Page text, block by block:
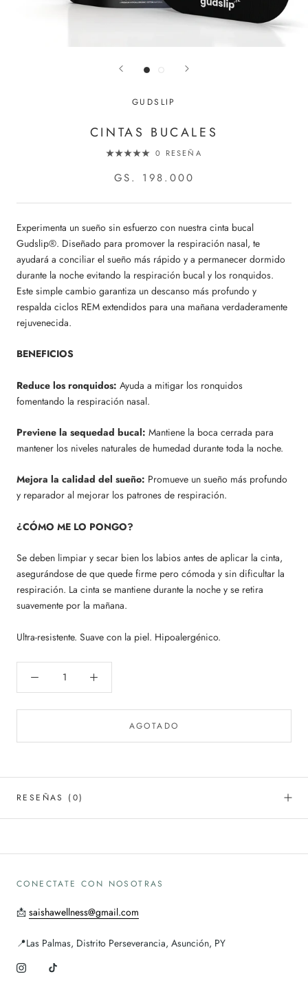
GUDSLIP
CINTAS BUCALES
0 RESEÑA
GS. 198.000
Experimenta un sueño sin esfuerzo con nuestra cinta bucal
Gudslip®. Diseñado para promover la respiración nasal, te
ayudará a conciliar el sueño más rápido y a permanecer dormido
durante la noche evitando la respiración bucal y los ronquidos.
Este simple cambio garantiza un descanso más profundo y
respalda ciclos REM extendidos para una mañana verdaderamente
rejuvenecida.
BENEFICIOS
Reduce los ronquidos: Ayuda a mitigar los ronquidos
fomentando la respiración nasal.
Previene la sequedad bucal: Mantiene la boca cerrada para
mantener los niveles naturales de humedad durante toda la noche.
Mejora la calidad del sueño: Promueve un sueño más profundo
y reparador al mejorar los patrones de respiración.
¿CÓMO ME LO PONGO?
Se deben limpiar y secar bien los labios antes de aplicar la cinta,
asegurándose de que quede firme pero cómoda y sin dificultar la
respiración. La cinta se mantiene durante la noche y se retira
suavemente por la mañana.
Ultra-resistente. Suave con la piel. Hipoalergénico.
AGOTADO
RESEÑAS (0)
CONECTATE CON NOSOTRAS
📩 saishawellness@gmail.com
📍Las Palmas, Distrito Perseverancia, Asunción, PY